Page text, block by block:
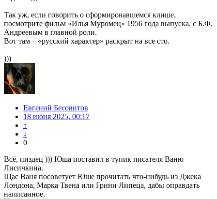
Так уж, если говорить о сформировавшемся клише,
посмотрите фильм «Илья Муромец» 1956 года выпуска, с Б.Ф.
Андреевым в главной роли.
Вот там – «русский характер» раскрыт на все сто.
)))
Евгений Бесовитов
18 июня 2025, 00:17
↑
↓
0
Всё, пиздец ))) Юша поставил в тупик писателя Ваню
Лисичкина.
Щас Ваня посоветует Юше прочитать что-нибудь из Джека
Лондона, Марка Твена или Грини Липеца, дабы оправдать
написанное.